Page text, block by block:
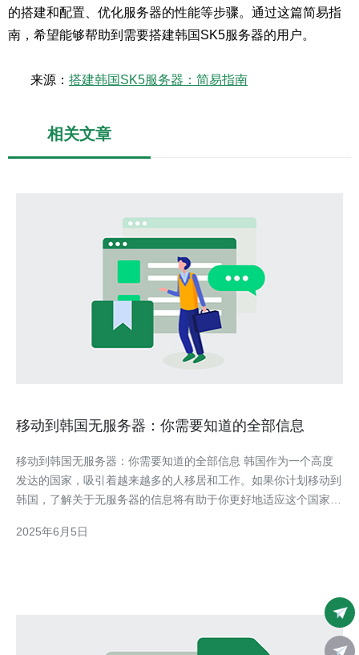
的搭建和配置、优化服务器的性能等步骤。通过这篇简易指
南，希望能够帮助到需要搭建韩国SK5服务器的用户。
来源： 搭建韩国SK5服务器：简易指南
相关文章
移动到韩国无服务器：你需要知道的全部信息
移动到韩国无服务器：你需要知道的全部信息 韩国作为一个高度
发达的国家，吸引着越来越多的人移居和工作。如果你计划移动到
韩国，了解关于无服务器的信息将有助于你更好地适应这个国家的
务器硬件和软件，只需关注应用程序的开发和部署。在韩国，无服
2025年6月5日